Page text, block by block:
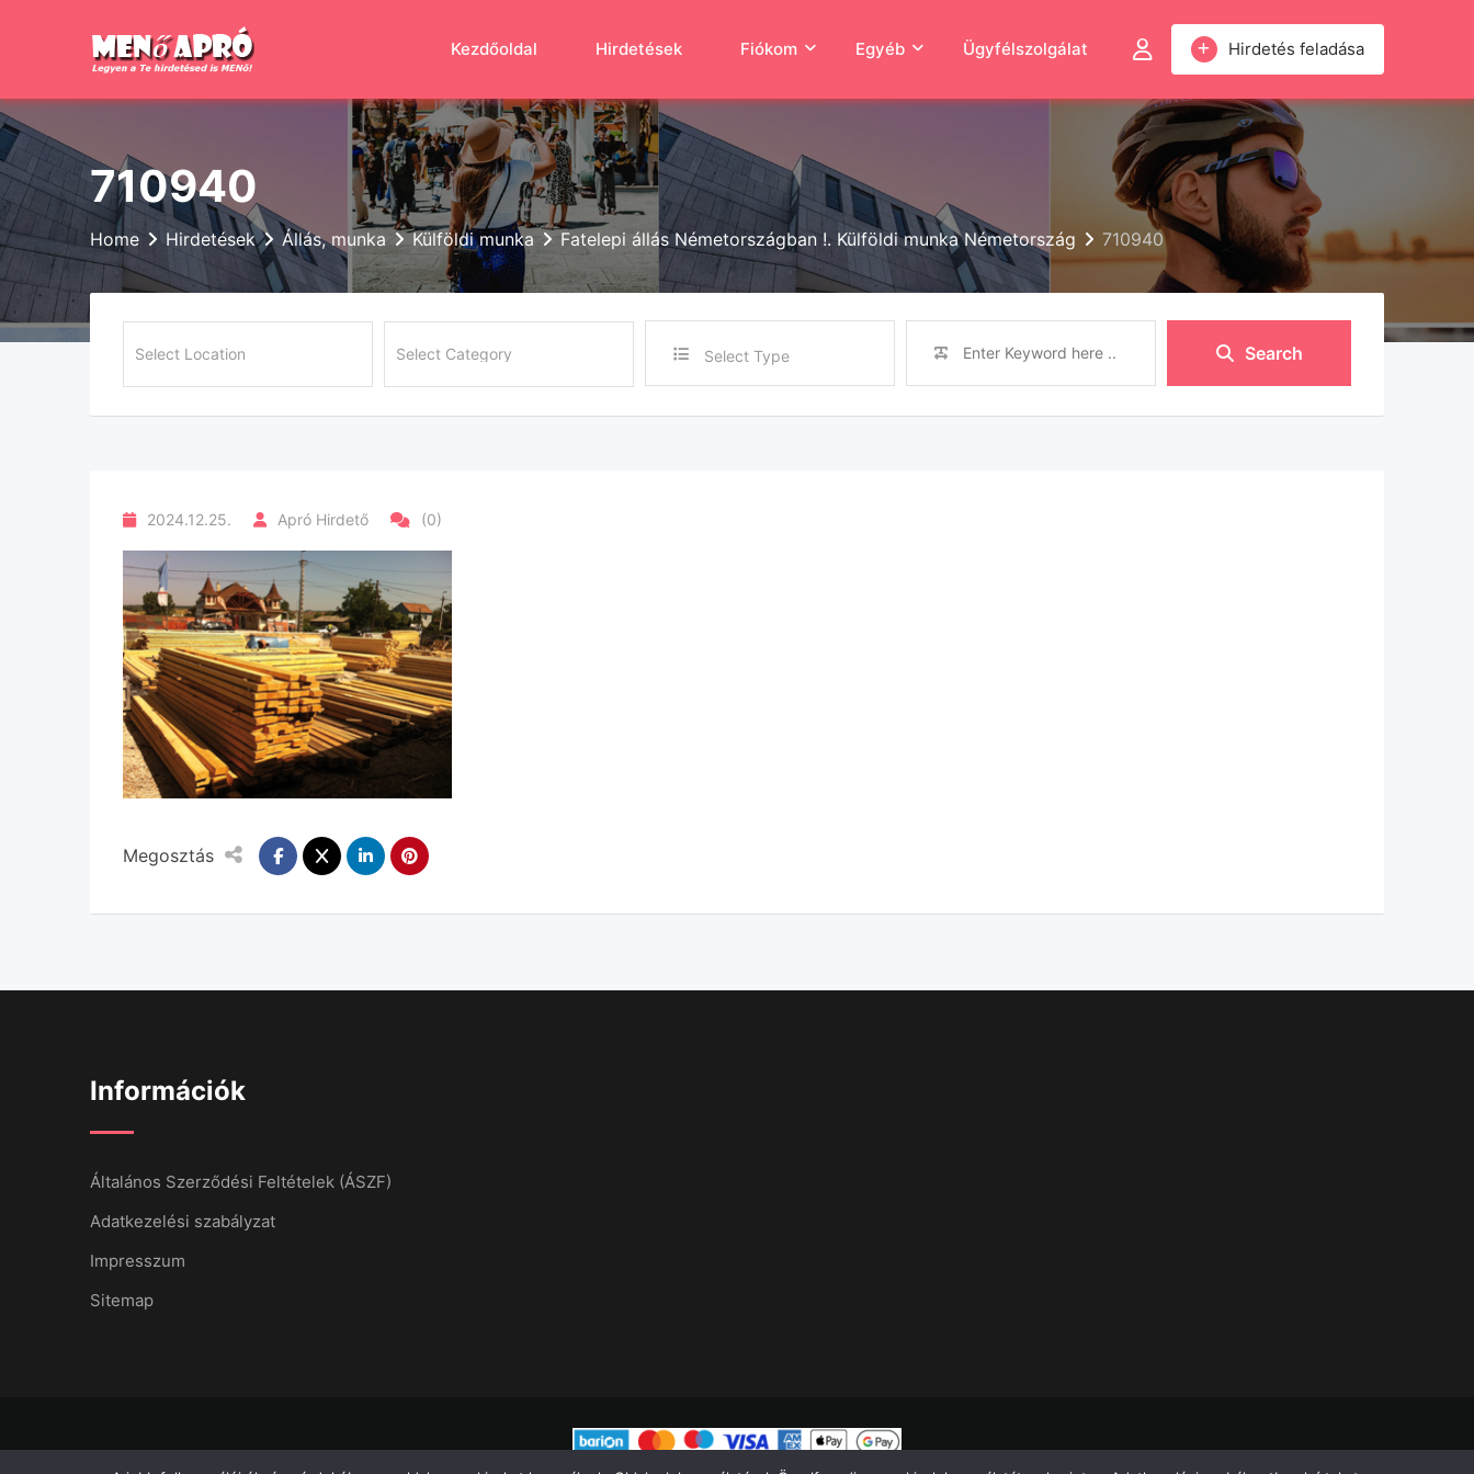
Hirdetés feladása
Kezdőoldal Hirdetések Fiókom Egyéb Ügyfélszolgálat
710940
Home Hirdetések Állás, munka Külföldi munka Fatelepi állás Németországban !. Külföldi munka Németország 710940
Select Type Search
2024.12.25. Apró Hirdető (0)
Megosztás
Információk
Általános Szerződési Feltételek (ÁSZF)
Adatkezelési szabályzat
Impresszum
Sitemap